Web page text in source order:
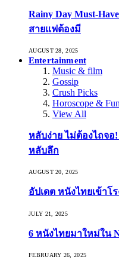
Rainy Day Must-
สายแฟต้องมี
AUGUST 28, 2025
Entertainment
Music & film
Gossip
Crush Picks
Horoscope &
View All
หลับง่าย ไม่ต้องไถจอ
หลับลึก
AUGUST 20, 2025
อัปเดต หนังไทยเข้าโ
JULY 21, 2025
6 หนังไทยมาใหม่ใน
FEBRUARY 26, 2025